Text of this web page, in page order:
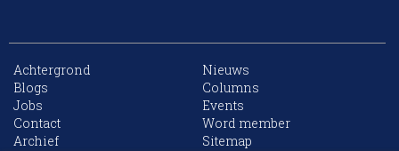
Achtergrond
Nieuws
Blogs
Columns
Jobs
Events
Contact
Word member
Archief
Sitemap